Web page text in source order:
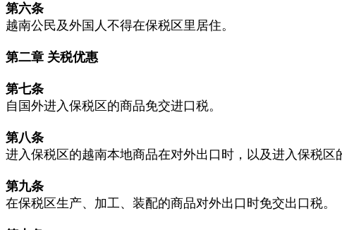
第六条
越南公民及外国人不得在保税区里居住。
第二章 关税优惠
第七条
自国外进入保税区的商品免交进口税。
第八条
进入保税区的越南本地商品在对外出口时，以及进入保税
第九条
在保税区生产、加工、装配的商品对外出口时免交出口税。